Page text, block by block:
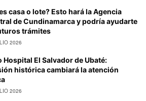
casa o lote? Esto hará la Agencia
de Cundinamarca y podría ayudarte
trámites
2026
Hospital El Salvador de Ubaté:
histórica cambiará la atención
2026